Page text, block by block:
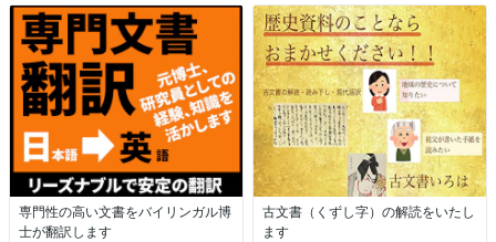
専門性の高い文書をバイリンガル博
士が翻訳します
古文書（くずし字）の解読をいたし
ます